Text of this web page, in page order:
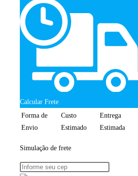
Calcular Frete
Forma de
Envio
Custo
Estimado
Entrega
Estimada
Simulação de frete